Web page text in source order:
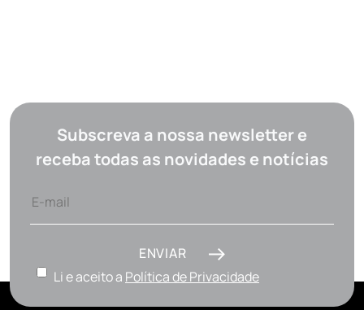
Subscreva a nossa newsletter e
receba todas as novidades e notícias
ENVIAR
Li e aceito a Política de Privacidade